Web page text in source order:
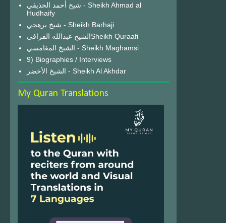
شيخ أحمد الحذيفي - Sheikh Ahmad al
Hudhaify
شيخ برهجي - Sheikh Barhaji
الشيخ عبدالله القرافيSheikh Quraafi
الشيخ المغامسي - Sheikh Maghamsi
9) Biographies / Interviews
الشيخ الأخضر - Sheikh Al Akhdar
My Quran Translations